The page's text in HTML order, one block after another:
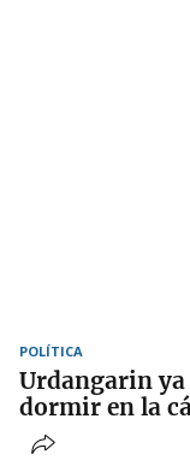
POLÍTICA
Urdangarin
dormir en la